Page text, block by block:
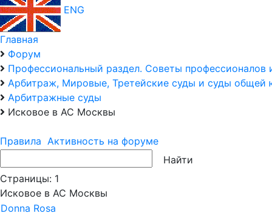
ENG
Главная
Форум
Профессиональный раздел. Советы
Арбитраж, Мировые, Третейские суды и суды общей
Арбитражные суды
Исковое в АС Москвы
Правила Активность на форуме
Страницы: 1
Исковое в АС Москвы
Donna Rosa